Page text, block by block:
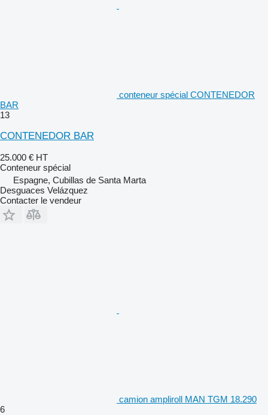
conteneur spécial CONTENEDOR
BAR
13
CONTENEDOR BAR
25.000 € HT
Conteneur spécial
Espagne, Cubillas de Santa Marta
Desguaces Velázquez
Contacter le vendeur
camion ampliroll MAN TGM 18.290
6